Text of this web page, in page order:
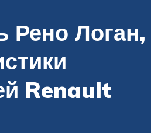
Рено Логан,
Renault